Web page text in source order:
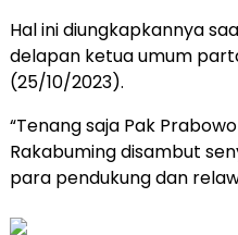
Hal ini diungkapkannya
delapan ketua umum
(25/10/2023).
“Tenang saja Pak
Rakabuming disambut
para pendukung dan